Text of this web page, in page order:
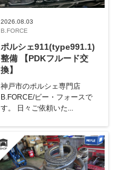
2026.08.03
B.FORCE
ポルシェ911(type991.1)
整備 【PDKフルード交
換】
神戸市のポルシェ専門店
B.FORCE/ビー・フォースで
す。 日々ご依頼いた...